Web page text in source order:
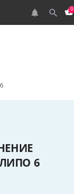
0
6